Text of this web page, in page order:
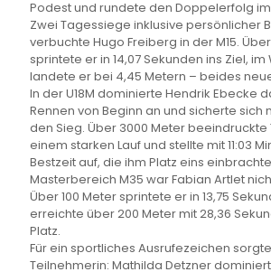
Podest und rundete den Doppelerfolg
Zwei Tagessiege inklusive persönlicher
verbuchte Hugo Freiberg in der M15.
sprintete er in 14,07 Sekunden ins Ziel,
landete er bei 4,45 Metern – beides
In der U18M dominierte Hendrik Ebecke
Rennen von Beginn an und sicherte sich
den Sieg. Über 3000 Meter
einem starken Lauf und stellte mit 11:03
Bestzeit auf, die ihm Platz eins
Masterbereich M35 war Fabian Artlet
Über 100 Meter sprintete er in 13,75
erreichte über 200 Meter mit 28,36
Platz.
Für ein sportliches Ausrufezeichen
Teilnehmerin: Mathilda Detzner